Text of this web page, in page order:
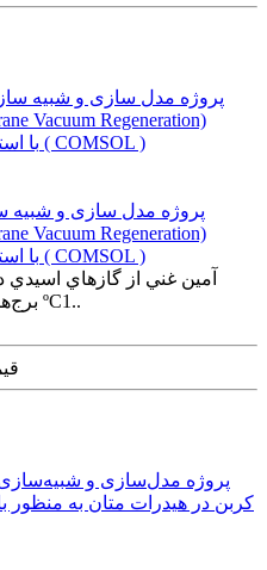
پروژه مدل سازی و شبیه
MVR) با استفاده از نرم افزار کامسول ( COMSOL )
آمين غني از گازهاي اسيدي
برج‌هاي دفع مي‌شود و در تماس با بخار ºC1..